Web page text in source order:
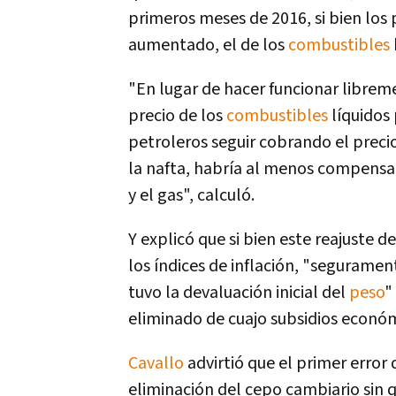
primeros meses de 2016, si bien
aumentado, el de loscombustibles
"En lugar de hacer funcionar
precio de loscombustibles lí­quidos
petroleros seguir cobrando el
la nafta, habrí­a al menos
y el gas", calculó.
Y explicó que si bien este reajuste
los í­ndices de inflación,
tuvo la devaluación inicial del peso
eliminado de cuajo subsidios
Cavallo advirtió que el primer error
eliminación del cepo cambiario sin